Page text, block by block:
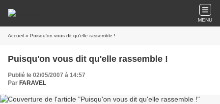
MENU
Accueil » Puisqu'on vous dit qu'elle rassemble !
Puisqu'on vous dit qu'elle rassemble !
Publié le 02/05/2007 à 14:57
Par FARAVEL